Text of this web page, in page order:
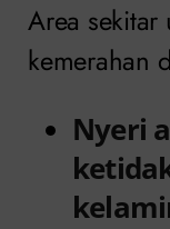
Area
kemerahan
Nyeri